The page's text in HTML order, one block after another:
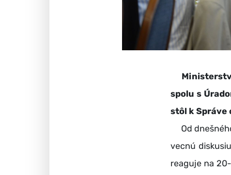
spolu s
stôl k Správe
Od
vecnú
reaguje na